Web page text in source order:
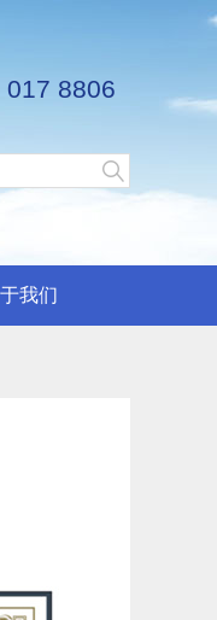
017 8806
我们